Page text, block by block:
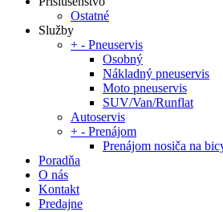
Ostatné
Služby
+ - Pneuservis
Osobný
Nákladný pneuservis
Moto pneuservis
SUV/Van/Runflat
Autoservis
+ - Prenájom
Prenájom nosiča na
Poradňa
O nás
Kontakt
Predajne